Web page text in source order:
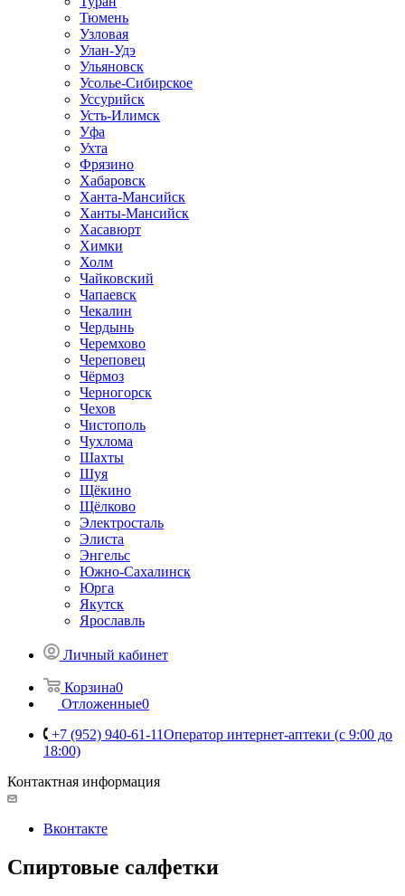
Тюмень
Узловая
Улан-Удэ
Ульяновск
Усолье-Сибирское
Уссурийск
Усть-Илимск
Уфа
Ухта
Фрязино
Хабаровск
Ханта-Мансийск
Ханты-Мансийск
Хасавюрт
Химки
Холм
Чайковский
Чапаевск
Чекалин
Чердынь
Черемхово
Череповец
Чёрмоз
Черногорск
Чехов
Чистополь
Чухлома
Шахты
Шуя
Щёкино
Щёлково
Электросталь
Элиста
Энгельс
Южно-Сахалинск
Юрга
Якутск
Ярославль
Личный кабинет
Корзина0
Отложенные0
+7 (952) 940-61-11Оператор интернет-аптеки (с 9:00 до
18:00)
Контактная информация
Вконтакте
Спиртовые салфетки